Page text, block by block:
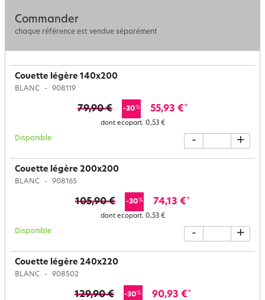
Commander
chaque référence est vendue séparément
Couette légère 140x200
BLANC 908119
79,90 € -30% 55,93 €*
dont ecopart. 0,53 €
Disponible - +
Couette légère 200x200
BLANC 908165
105,90 € -30% 74,13 €*
dont ecopart. 0,53 €
Disponible - +
Couette légère 240x220
BLANC 908502
129,90 € -30% 90,93 €*